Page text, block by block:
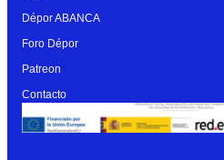
Dépor ABANCA
Foro Dépor
Patreon
Contacto